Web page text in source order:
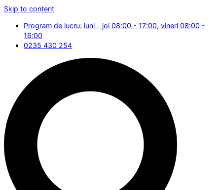
Skip to content
Program de lucru: luni - joi 08:00 - 17:00, vineri 08:00 -
16:00
0235 430 254